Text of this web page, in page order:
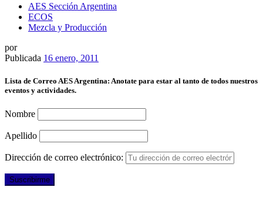
AES Sección Argentina
ECOS
Mezcla y Producción
por
Publicada 16 enero, 2011
Lista de Correo AES Argentina: Anotate para estar al tanto de todos nuestros
eventos y actividades.
Nombre
Apellido
Dirección de correo electrónico: